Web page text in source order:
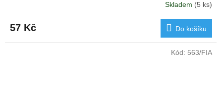
Skladem (5 ks)
57 Kč Do košíku
Kód: 563/FIA